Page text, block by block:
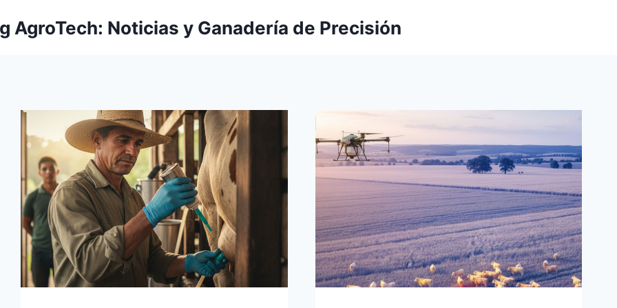
AgroTech: Noticias y Ganadería de Precisión